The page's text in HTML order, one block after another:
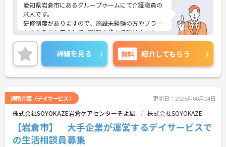
愛知県岩倉市にあるグループホームにて介護職員の
求人です。
研修制度がありますので、施設未経験の方やブラン
クのある方も安心してご経験を積んで頂けますよ。
また有給休暇消化率は80％と高く、仕事とプライベ
ートとのバランスが取りやすい環境です。
ご興味のある方は是非ご応募ください。
詳細を見る 無料 紹介してもらう
通所介護（デイサービス） 更新日：2026年08月04日
株式会社SOYOKAZE岩倉ケアセンターそよ風 株式会社SOYOKAZE
【岩倉市】 大手企業が運営するデイサービスで
の生活相談員募集